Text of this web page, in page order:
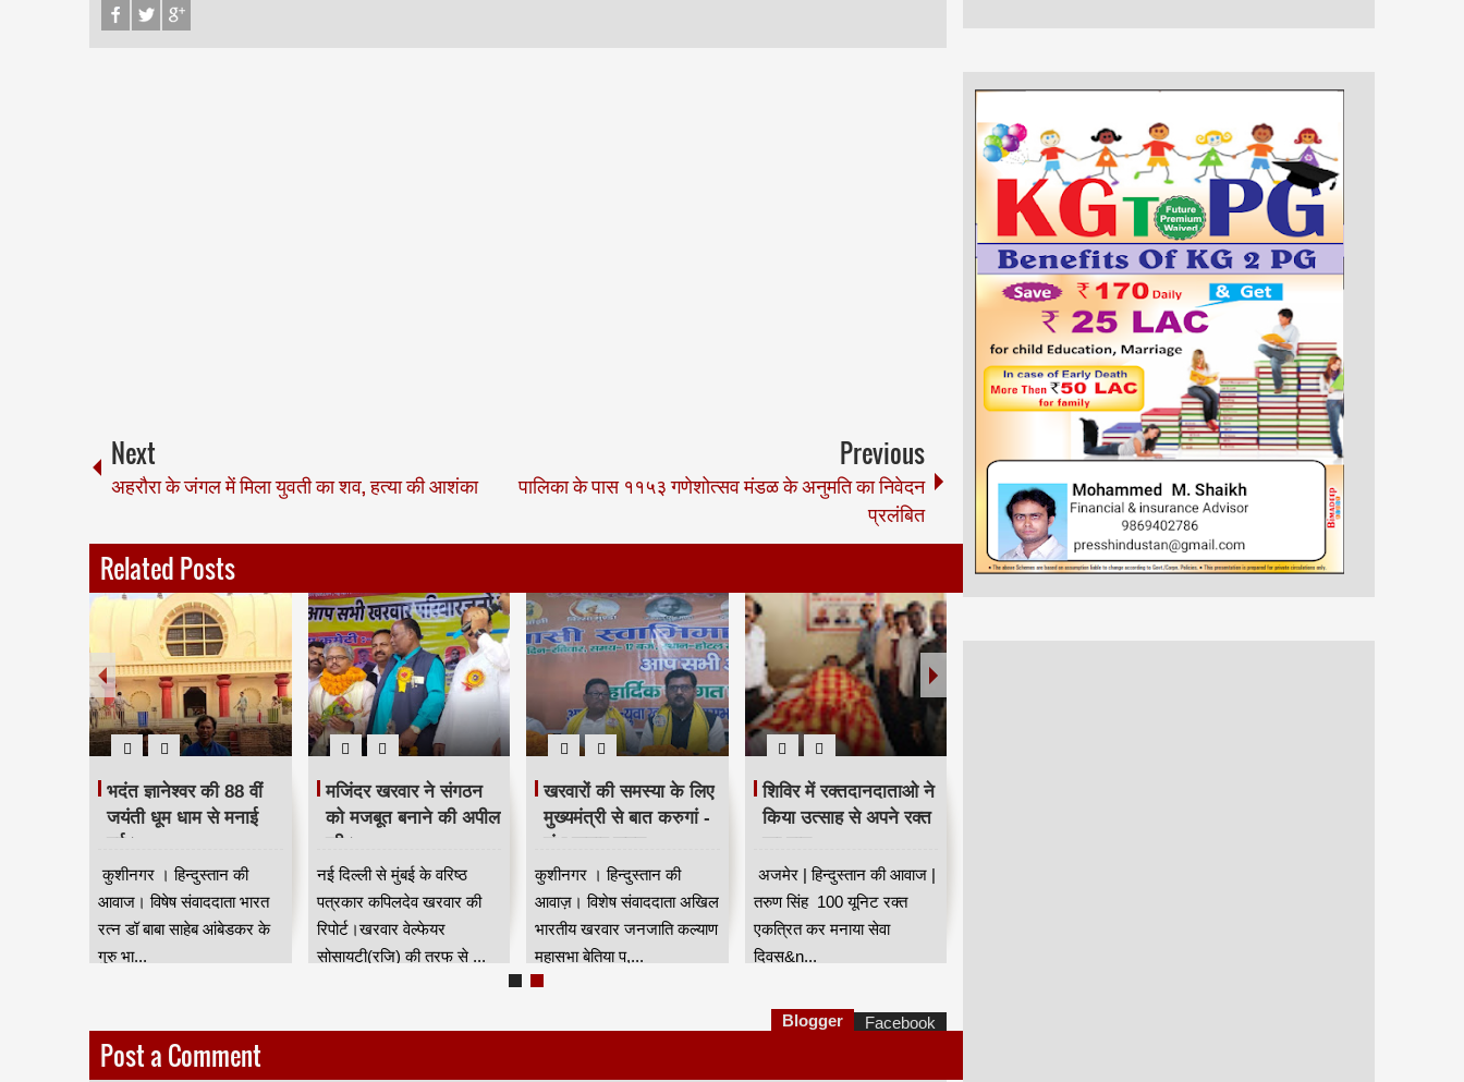
Next
अहरौरा के जंगल में मिला युवती का शव, हत्या की आशंका
Previous
पालिका के पास ११५३ गणेशोत्सव मंडळ के अनुमति का निवेदन
प्रलंबित
Related Posts
भदंत ज्ञानेश्वर की 88 वीं
जयंती धूम धाम से मनाई
गई।
कुशीनगर । हिन्दुस्तान की
आवाज। विषेष संवाददाता भारत
रत्न डॉ बाबा साहेब आंबेडकर के
गुरु भा...
मजिंदर खरवार ने संगठन
को मजबूत बनाने की अपील
की।
नई दिल्ली से मुंबई के वरिष्ठ
पत्रकार कपिलदेव खरवार की
रिपोर्ट।खरवार वेल्फेयर
सोसायटी(रजि) की तरफ से ...
खरवारों की समस्या के लिए
मुख्यमंत्री से बात करुगां -
शंभू कुमार सुमन
कुशीनगर । हिन्दुस्तान की
आवाज़। विशेष संवाददाता अखिल
भारतीय खरवार जनजाति कल्याण
महासभा बेतिया प,...
शिविर में रक्तदानदाताओ ने
किया उत्साह से अपने रक्त
का दान
अजमेर | हिन्दुस्तान की आवाज |
तरुण सिंह 100 यूनिट रक्त
एकत्रित कर मनाया सेवा
दिवस&n...
Post a Comment
Blogger Facebook